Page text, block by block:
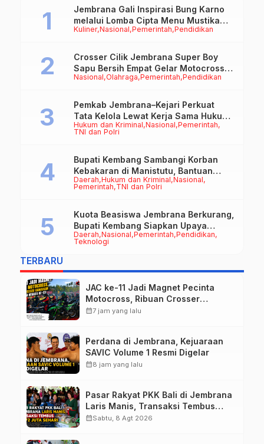
Kuliner Nasional Pemerintah Pendidikan
Jembrana Gali Inspirasi Bung Karno
melalui Lomba Cipta Menu Mustika
Rasa
Nasional Olahraga Pemerintah Pendidikan
Crosser Cilik Jembrana Super Boy
Sapu Bersih Empat Gelar Motocross
50cc
Hukum dan Kriminal Nasional Pemerintah
TNI dan Polri
Pemkab Jembrana–Kejari Perkuat
Tata Kelola Lewat Kerja Sama Hukum
Datun
Daerah Hukum dan Kriminal Nasional
Pemerintah TNI dan Polri
Bupati Kembang Sambangi Korban
Kebakaran di Manistutu, Bantuan
Disalurkan untuk Ringankan Beban
Daerah Nasional Pemerintah Pendidikan
Teknologi
Kuota Beasiswa Jembrana Berkurang,
Bupati Kembang Siapkan Upaya
Penambahan di Tahap II
TERBARU
JAC ke-11 Jadi Magnet Pecinta
Motocross, Ribuan Crosser
Ramaikan HUT Kota Negara ke-131
calendar_month7 jam yang lalu
Perdana di Jembrana, Kejuaraan
SAVIC Volume 1 Resmi Digelar
calendar_month8 jam yang lalu
Pasar Rakyat PKK Bali di Jembrana
Laris Manis, Transaksi Tembus
Rp.672 Juta Sehari
calendar_monthSabtu, 8 Agt 2026